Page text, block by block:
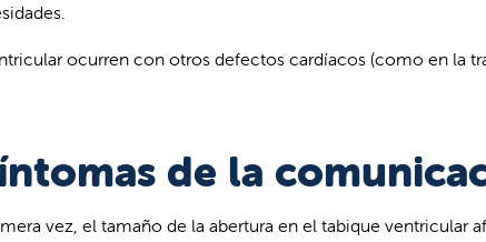
ocurren con otros defectos cardíacos (como en la
de la
vez, el tamaño de la abertura en el tabique ventricular